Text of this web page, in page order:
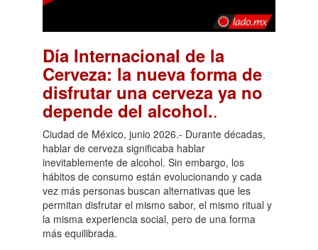
Día Internacional de la
Cerveza: la nueva forma de
disfrutar una cerveza ya no
depende del alcohol..
Ciudad de México, junio 2026.- Durante décadas,
hablar de cerveza significaba hablar
inevitablemente de alcohol. Sin embargo, los
hábitos de consumo están evolucionando y cada
vez más personas buscan alternativas que les
permitan disfrutar el mismo sabor, el mismo ritual y
la misma experiencia social, pero de una forma
más equilibrada.